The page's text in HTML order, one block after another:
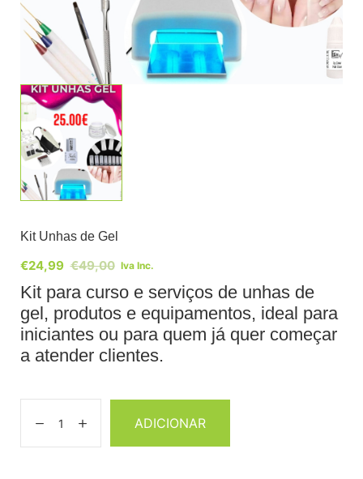
Kit Unhas de Gel
€49,00
€24,99 Iva Inc.
Kit para curso e serviços de unhas de
gel, produtos e equipamentos, ideal para
iniciantes ou para quem já quer começar
a atender clientes.
ADICIONAR